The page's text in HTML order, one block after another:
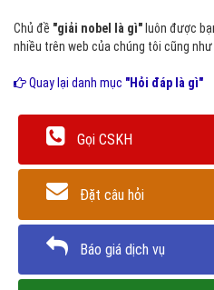
Chủ đề "giải nobel là gì" luôn được
nhiều trên web của chúng tôi cũng như
Quay lại danh mục "Hỏi đáp là gì"
Gọi CSKH
Đặt câu hỏi
Báo giá dịch vụ